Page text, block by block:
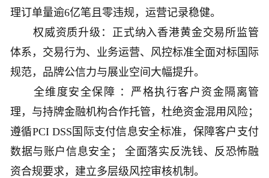
理订单量逾6亿笔且零违规，运营记录稳健。
权威资质升级：正式纳入香港黄金交易所监管
体系，交易行为、业务运营、风控标准全面对标国际
规范，品牌公信力与展业空间大幅提升。
全维度安全保障 ：严格执行客户资金隔离管
理，与持牌金融机构合作托管，杜绝资金混用风险；
遵循PCI DSS国际支付信息安全标准，保障客户支付
数据与账户信息安全； 全面落实反洗钱、反恐怖融
资合规要求，建立多层级风控审核机制。